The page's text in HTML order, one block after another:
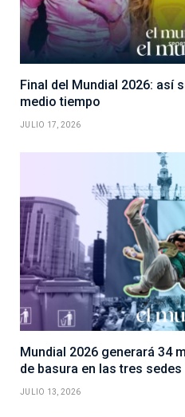
Final del Mundial 2026: así
medio tiempo
JULIO 17, 2026
Mundial 2026 generará 34
de basura en las tres
JULIO 13, 2026